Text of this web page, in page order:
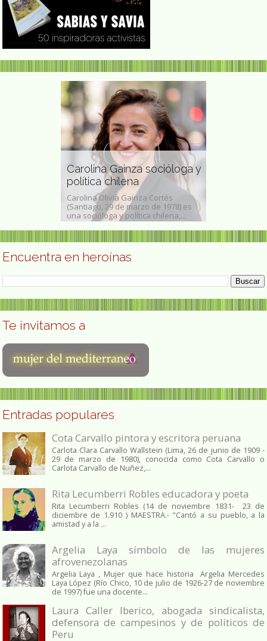
Carolina Gainza socióloga y
política chilena
Carolina Olivia Gainza Cortés
(Santiago, 29 de marzo de 1978) es
una socióloga y política chilena,...
Encuentra en heroínas
Te invitamos a
Entradas populares
Cota Carvallo pintora y escritora peruana
Carlota Clara Carvallo Wallstein (Lima, 26 de junio de 1909 -
29 de marzo de 1980), conocida como Cota Carvallo o
Carlota Carvallo de Nuñez,...
Rita Lecumberri Robles educadora y poeta
Rita Lecumberri Robles (14 de noviembre 1831- 23 de
diciembre de 1.910 ) MAESTRA.- "Cantó a su pueblo, a la
amistad y a la ...
Argelia Laya símbolo de las mujeres
afrovenezolanas
Argelia Laya , Mujer que hace historia Argelia Mercedes
Laya López (Río Chico, 10 de julio de 1926-27 de noviembre
de 1997) fue una docente...
Laura Caller Iberico, abogada sindicalista,
defensora de campesinos y de políticos de
Peru